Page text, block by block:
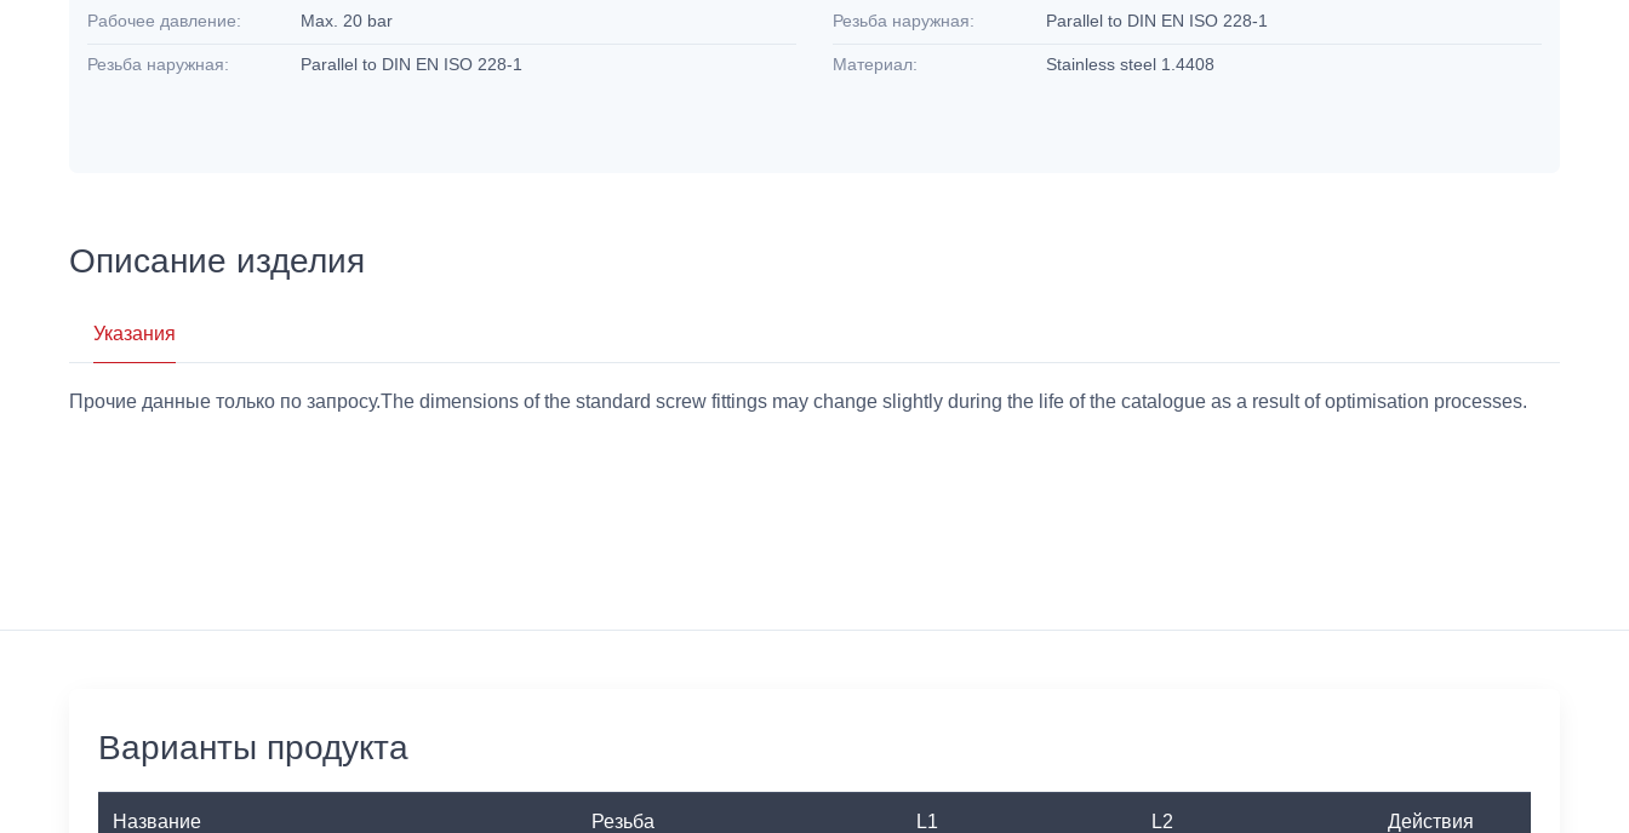
Рабочее давление: Max. 20 bar
Резьба наружная: Parallel to DIN EN ISO 228-1
Резьба наружная: Parallel to DIN EN ISO 228-1
Материал: Stainless steel 1.4408
Описание изделия
Указания
Прочие данные только по запросу.The dimensions of the standard screw fittings may change slightly during the life of the catalogue as a result of optimisation processes.
Варианты продукта
Название Резьба L1 L2 Действия